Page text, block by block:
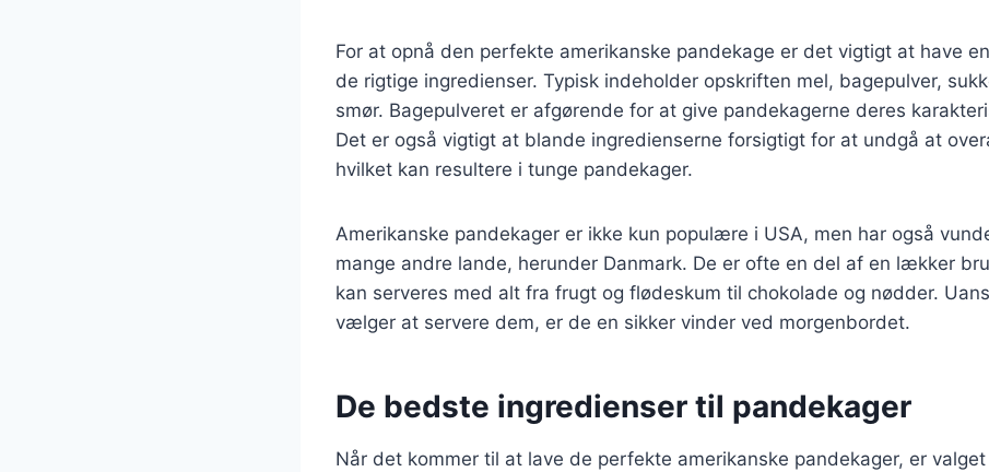
For at opnå den perfekte amerikanske pandekage er det vigtigt at have
de rigtige ingredienser. Typisk indeholder opskriften mel, bagepulver,
smør. Bagepulveret er afgørende for at give pandekagerne deres
Det er også vigtigt at blande ingredienserne forsigtigt for at undgå at
hvilket kan resultere i tunge pandekager.
Amerikanske pandekager er ikke kun populære i USA, men har også
mange andre lande, herunder Danmark. De er ofte en del af en lækker
kan serveres med alt fra frugt og flødeskum til chokolade og nødder.
vælger at servere dem, er de en sikker vinder ved morgenbordet.
De bedste ingredienser til pandekager
Når det kommer til at lave de perfekte amerikanske pandekager, er